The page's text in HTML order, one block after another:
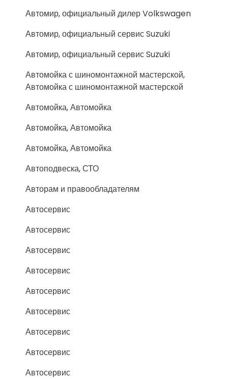
Автомир, официальный дилер Volkswagen
Автомир, официальный сервис Suzuki
Автомир, официальный сервис Suzuki
Автомойка с шиномонтажной мастерской,
Автомойка с шиномонтажной мастерской
Автомойка, Автомойка
Автомойка, Автомойка
Автомойка, Автомойка
Автоподвеска, СТО
Авторам и правообладателям
Автосервис
Автосервис
Автосервис
Автосервис
Автосервис
Автосервис
Автосервис
Автосервис
Автосервис